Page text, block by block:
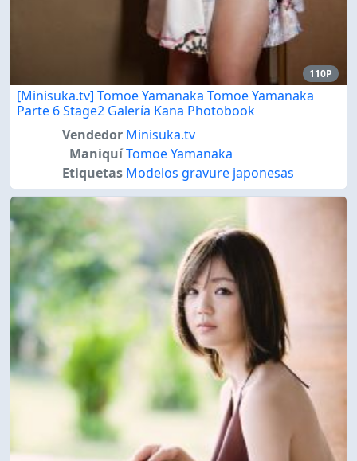
110P
[Minisuka.tv] Tomoe Yamanaka Tomoe Yamanaka
Parte 6 Stage2 Galería Kana Photobook
Vendedor Minisuka.tv
ManiquíTomoe Yamanaka
Etiquetas Modelos gravure japonesas